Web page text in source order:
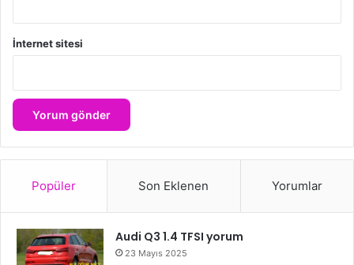
İnternet sitesi
Popüler Son Eklenen Yorumlar
Audi Q3 1.4 TFSI yorum
23 Mayıs 2025